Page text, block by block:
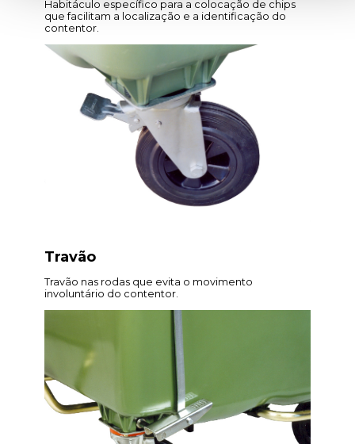
Habitáculo específico para a colocação de chips
que facilitam a localização e a identificação do
contentor.
Travão
Travão nas rodas que evita o movimento
involuntário do contentor.